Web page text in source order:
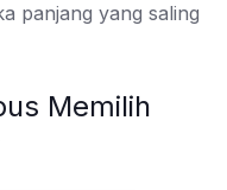
panjang yang saling
Memilih